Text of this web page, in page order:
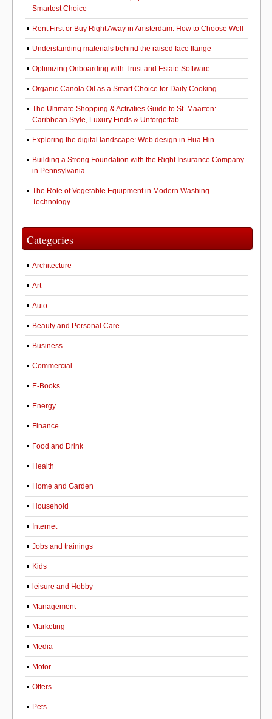
Smartest Choice
Rent First or Buy Right Away in Amsterdam: How to Choose Well
Understanding materials behind the raised face flange
Optimizing Onboarding with Trust and Estate Software
Organic Canola Oil as a Smart Choice for Daily Cooking
The Ultimate Shopping & Activities Guide to St. Maarten:
Caribbean Style, Luxury Finds & Unforgettab
Exploring the digital landscape: Web design in Hua Hin
Building a Strong Foundation with the Right Insurance Company
in Pennsylvania
The Role of Vegetable Equipment in Modern Washing
Technology
Categories
Architecture
Art
Auto
Beauty and Personal Care
Business
Commercial
E-Books
Energy
Finance
Food and Drink
Health
Home and Garden
Household
Internet
Jobs and trainings
Kids
leisure and Hobby
Management
Marketing
Media
Motor
Offers
Pets